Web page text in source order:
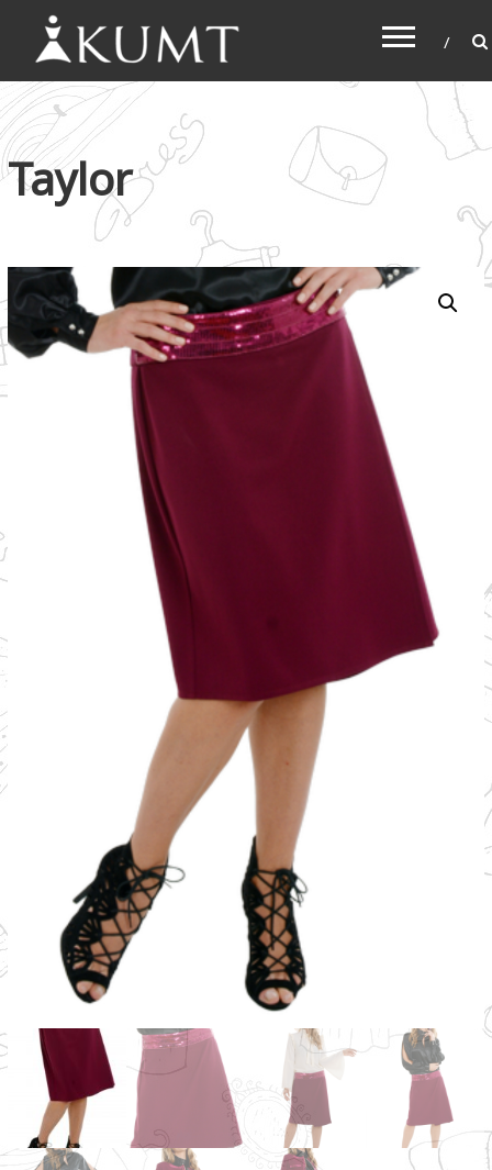
KUMT
Haljine online
Taylor